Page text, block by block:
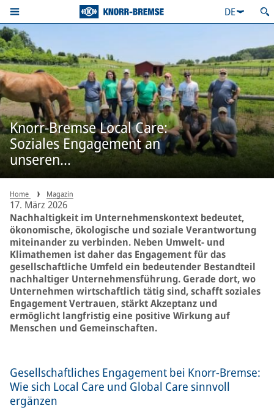
DE
Knorr-Bremse Local Care:
Soziales Engagement an
unseren
Unternehmensstandorten.
Home Magazin
17. März 2026
Nachhaltigkeit im Unternehmenskontext bedeutet,
ökonomische, ökologische und soziale Verantwortung
miteinander zu verbinden. Neben Umwelt‑ und
Klimathemen ist daher das Engagement für das
gesellschaftliche Umfeld ein bedeutender Bestandteil
nachhaltiger Unternehmensführung. Gerade dort, wo
Unternehmen wirtschaftlich tätig sind, schafft soziales
Engagement Vertrauen, stärkt Akzeptanz und
ermöglicht langfristig eine positive Wirkung auf
Menschen und Gemeinschaften.
Gesellschaftliches Engagement bei Knorr-Bremse:
Wie sich Local Care und Global Care sinnvoll
ergänzen